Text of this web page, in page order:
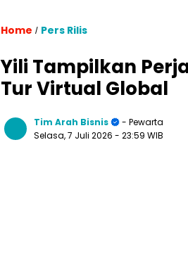
Home / Pers Rilis
Yili Tampilkan
Tur Virtual Global
Tim Arah Bisnis
- Pewarta
Selasa, 7 Juli 2026 - 23:59 WIB